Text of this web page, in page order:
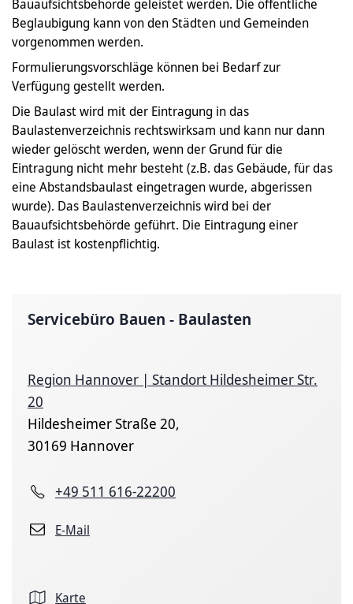
Bauaufsichtsbehörde geleistet werden. Die öffentliche
Beglaubigung kann von den Städten und Gemeinden
vorgenommen werden.
Formulierungsvorschläge können bei Bedarf zur
Verfügung gestellt werden.
Die Baulast wird mit der Eintragung in das
Baulastenverzeichnis rechtswirksam und kann nur dann
wieder gelöscht werden, wenn der Grund für die
Eintragung nicht mehr besteht (z.B. das Gebäude, für das
eine Abstandsbaulast eingetragen wurde, abgerissen
wurde). Das Baulastenverzeichnis wird bei der
Bauaufsichtsbehörde geführt. Die Eintragung einer
Baulast ist kostenpflichtig.
Servicebüro Bauen - Baulasten
Region Hannover | Standort Hildesheimer Str.
20
Hildesheimer Straße 20,
30169 Hannover
+49 511 616-22200
E-Mail
Karte